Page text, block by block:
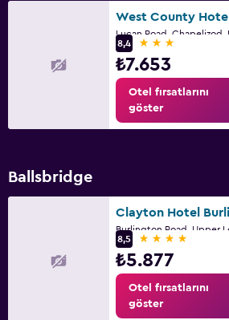
West County Hotel
8,4
3 yıldız
₺7.653
Otel fırsatlarını
göster
Ballsbridge
8,5
4 yıldız
₺5.877
Otel fırsatlarını
göster